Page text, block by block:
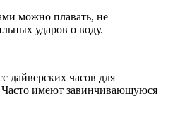
можно плавать, не
ударов о воду.
дайверских часов для
Часто имеют завинчивающуюся